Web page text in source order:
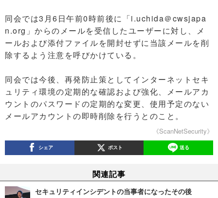
同会では3月6日午前0時前後に「i.uchida＠cwsjapa
n.org」からのメールを受信したユーザーに対し、メ
ールおよび添付ファイルを開封せずに当該メールを削
除するよう注意を呼びかけている。
同会では今後、再発防止策としてインターネットセキ
ュリティ環境の定期的な確認および強化、メールアカ
ウントのパスワードの定期的な変更、使用予定のない
メールアカウントの即時削除を行うとのこと。
《ScanNetSecurity》
シェア ポスト 送る
関連記事
セキュリティインシデントの当事者になったその後